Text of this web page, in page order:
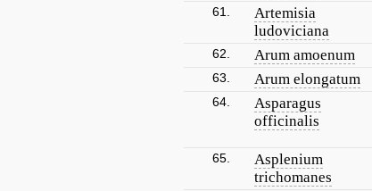
61.
Artemisia
ludoviciana
62. Arum amoenum
63.
Arum elongatum
64.
Asparagus
officinalis
65.
Asplenium
trichomanes